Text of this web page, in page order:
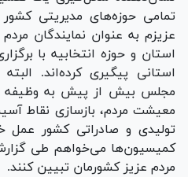
تمامی حوزه‌های مدیریتی
عزیزم به عنوان نمایندگان
استان و حوزه انتخابیه با
استانی پیگیری کرده‌اند.
مجلس بیش از پیش به وظیفه
معیشت مردم، بازسازی نقاط
تولیدی و صادراتی کشور عمل
کمیسیون‌ها می‌خواهم طی
مردم عزیز کشورمان تبیین کنند.